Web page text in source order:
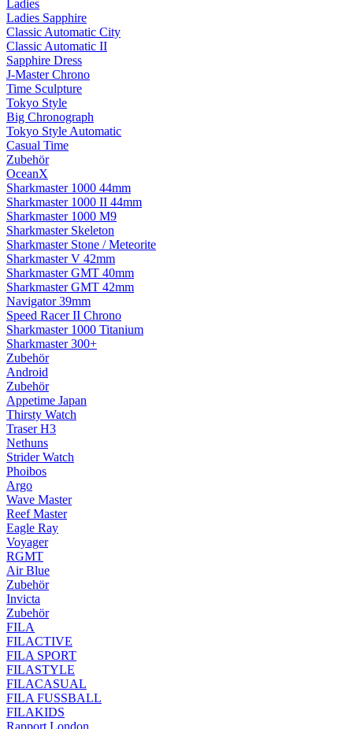
Ladies
Ladies Sapphire
Classic Automatic City
Classic Automatic II
Sapphire Dress
J-Master Chrono
Time Sculpture
Tokyo Style
Big Chronograph
Tokyo Style Automatic
Casual Time
Zubehör
OceanX
Sharkmaster 1000 44mm
Sharkmaster 1000 II 44mm
Sharkmaster 1000 M9
Sharkmaster Skeleton
Sharkmaster Stone / Meteorite
Sharkmaster V 42mm
Sharkmaster GMT 40mm
Sharkmaster GMT 42mm
Navigator 39mm
Speed Racer II Chrono
Sharkmaster 1000 Titanium
Sharkmaster 300+
Zubehör
Android
Zubehör
Appetime Japan
Thirsty Watch
Traser H3
Nethuns
Strider Watch
Phoibos
Argo
Wave Master
Reef Master
Eagle Ray
Voyager
RGMT
Air Blue
Zubehör
Invicta
Zubehör
FILA
FILACTIVE
FILA SPORT
FILASTYLE
FILACASUAL
FILA FUSSBALL
FILAKIDS
Rapport London